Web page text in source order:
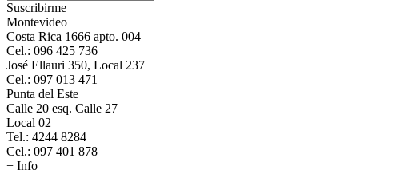
Suscribirme
Montevideo
Costa Rica 1666 apto. 004
Cel.: 096 425 736
José Ellauri 350, Local 237
Cel.: 097 013 471
Punta del Este
Calle 20 esq. Calle 27
Local 02
Tel.: 4244 8284
Cel.: 097 401 878
+ Info